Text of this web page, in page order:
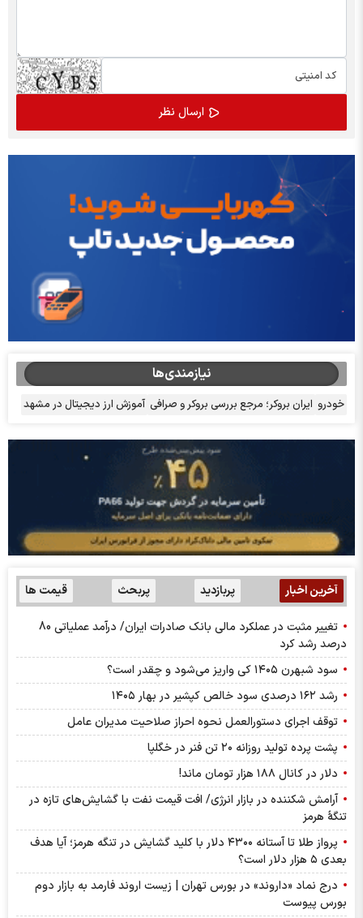
نیازمندی‌ها
خودرو ایران بروکر؛ مرجع بررسی بروکر و صرافی آموزش ارز دیجیتال در مشهد
آخرین اخبار پربازدید پربحث قیمت ها
تغییر مثبت در عملکرد مالی بانک صادرات ایران/ درآمد عملیاتی 80
درصد رشد کرد
سود شبهرن ۱۴۰۵ کی واریز می‌شود و چقدر است؟
رشد ۱۶۲ درصدی سود خالص کپشیر در بهار ۱۴۰۵
توقف اجرای دستورالعمل نحوه احراز صلاحیت مدیران عامل
پشت پرده تولید روزانه ۲۰ تن فنر در خگلپا
دلار در کانال ۱۸۸ هزار تومان ماند!
آرامش شکننده در بازار انرژی/ افت قیمت نفت با گشایش‌های تازه در
تنگۀ هرمز
پرواز طلا تا آستانه ۴۳۰۰ دلار با کلید گشایش در تنگه هرمز؛ آیا هدف
بعدی ۵ هزار دلار است؟
درج نماد «داروند» در بورس تهران | زیست اروند فارمد به بازار دوم
بورس پیوست